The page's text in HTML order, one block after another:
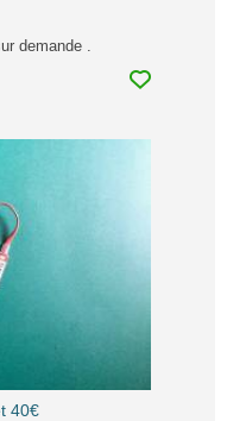
demande .
40€